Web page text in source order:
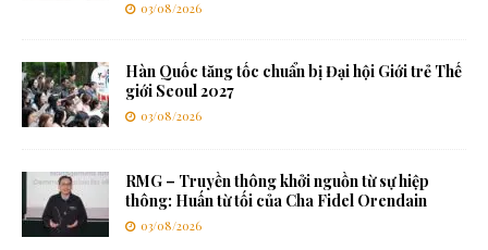
03/08/2026
Hàn Quốc tăng tốc chuẩn bị Đại hội Giới trẻ Thế
giới Seoul 2027
03/08/2026
RMG – Truyền thông khởi nguồn từ sự hiệp
thông: Huấn từ tối của Cha Fidel Orendain
03/08/2026